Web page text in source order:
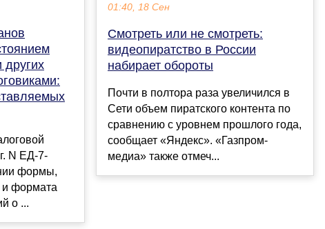
N ЕД-7-
формы,
и формата
о ...
01:40, 18 Сен
Смотреть или не смотреть:
видеопиратство в России
набирает обороты
Почти в полтора раза увеличился в
Сети объем пиратского контента по
сравнению с уровнем прошлого года,
сообщает «Яндекс». «Газпром-
медиа» также отмеч...